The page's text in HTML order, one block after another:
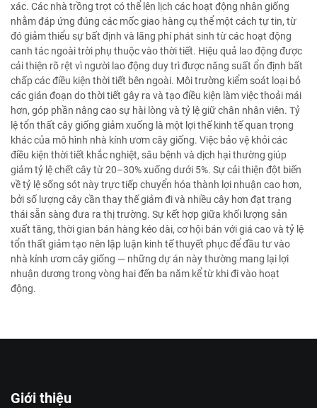
xác. Các nhà trồng trọt có thể lên lịch các hoạt động nhân giống
nhằm đáp ứng đúng các mốc giao hàng cụ thể một cách tự tin, từ
đó giảm thiểu sự bất định và lãng phí phát sinh từ các hoạt động
canh tác ngoài trời phụ thuộc vào thời tiết. Hiệu quả lao động được
cải thiện rõ rệt vì người lao động duy trì được năng suất ổn định bất
chấp các điều kiện thời tiết bên ngoài. Môi trường kiểm soát loại bỏ
các gián đoạn do thời tiết gây ra và tạo điều kiện làm việc thoải mái
hơn, góp phần nâng cao sự hài lòng và tỷ lệ giữ chân nhân viên. Tỷ
lệ tổn thất cây giống giảm xuống là một lợi thế kinh tế quan trọng
khác của mô hình nhà kính ươm cây giống. Việc bảo vệ khỏi các
điều kiện thời tiết khắc nghiệt, sâu bệnh và dịch hại thường giúp
giảm tỷ lệ chết cây từ 20–30% xuống dưới 5%. Sự cải thiện đột biến
về tỷ lệ sống sót này trực tiếp chuyển hóa thành lợi nhuận cao hơn,
bởi số lượng cây cần thay thế giảm đi và nhiều cây hơn đạt trạng
thái sẵn sàng đưa ra thị trường. Sự kết hợp giữa khối lượng sản
xuất tăng, thời gian bán hàng kéo dài, cơ hội bán với giá cao và tỷ lệ
tổn thất giảm tạo nên lập luận kinh tế thuyết phục để đầu tư vào
nhà kính ươm cây giống — những dự án này thường mang lại lợi
nhuận dương trong vòng hai đến ba năm kể từ khi đi vào hoạt
động.
Giới thiệu